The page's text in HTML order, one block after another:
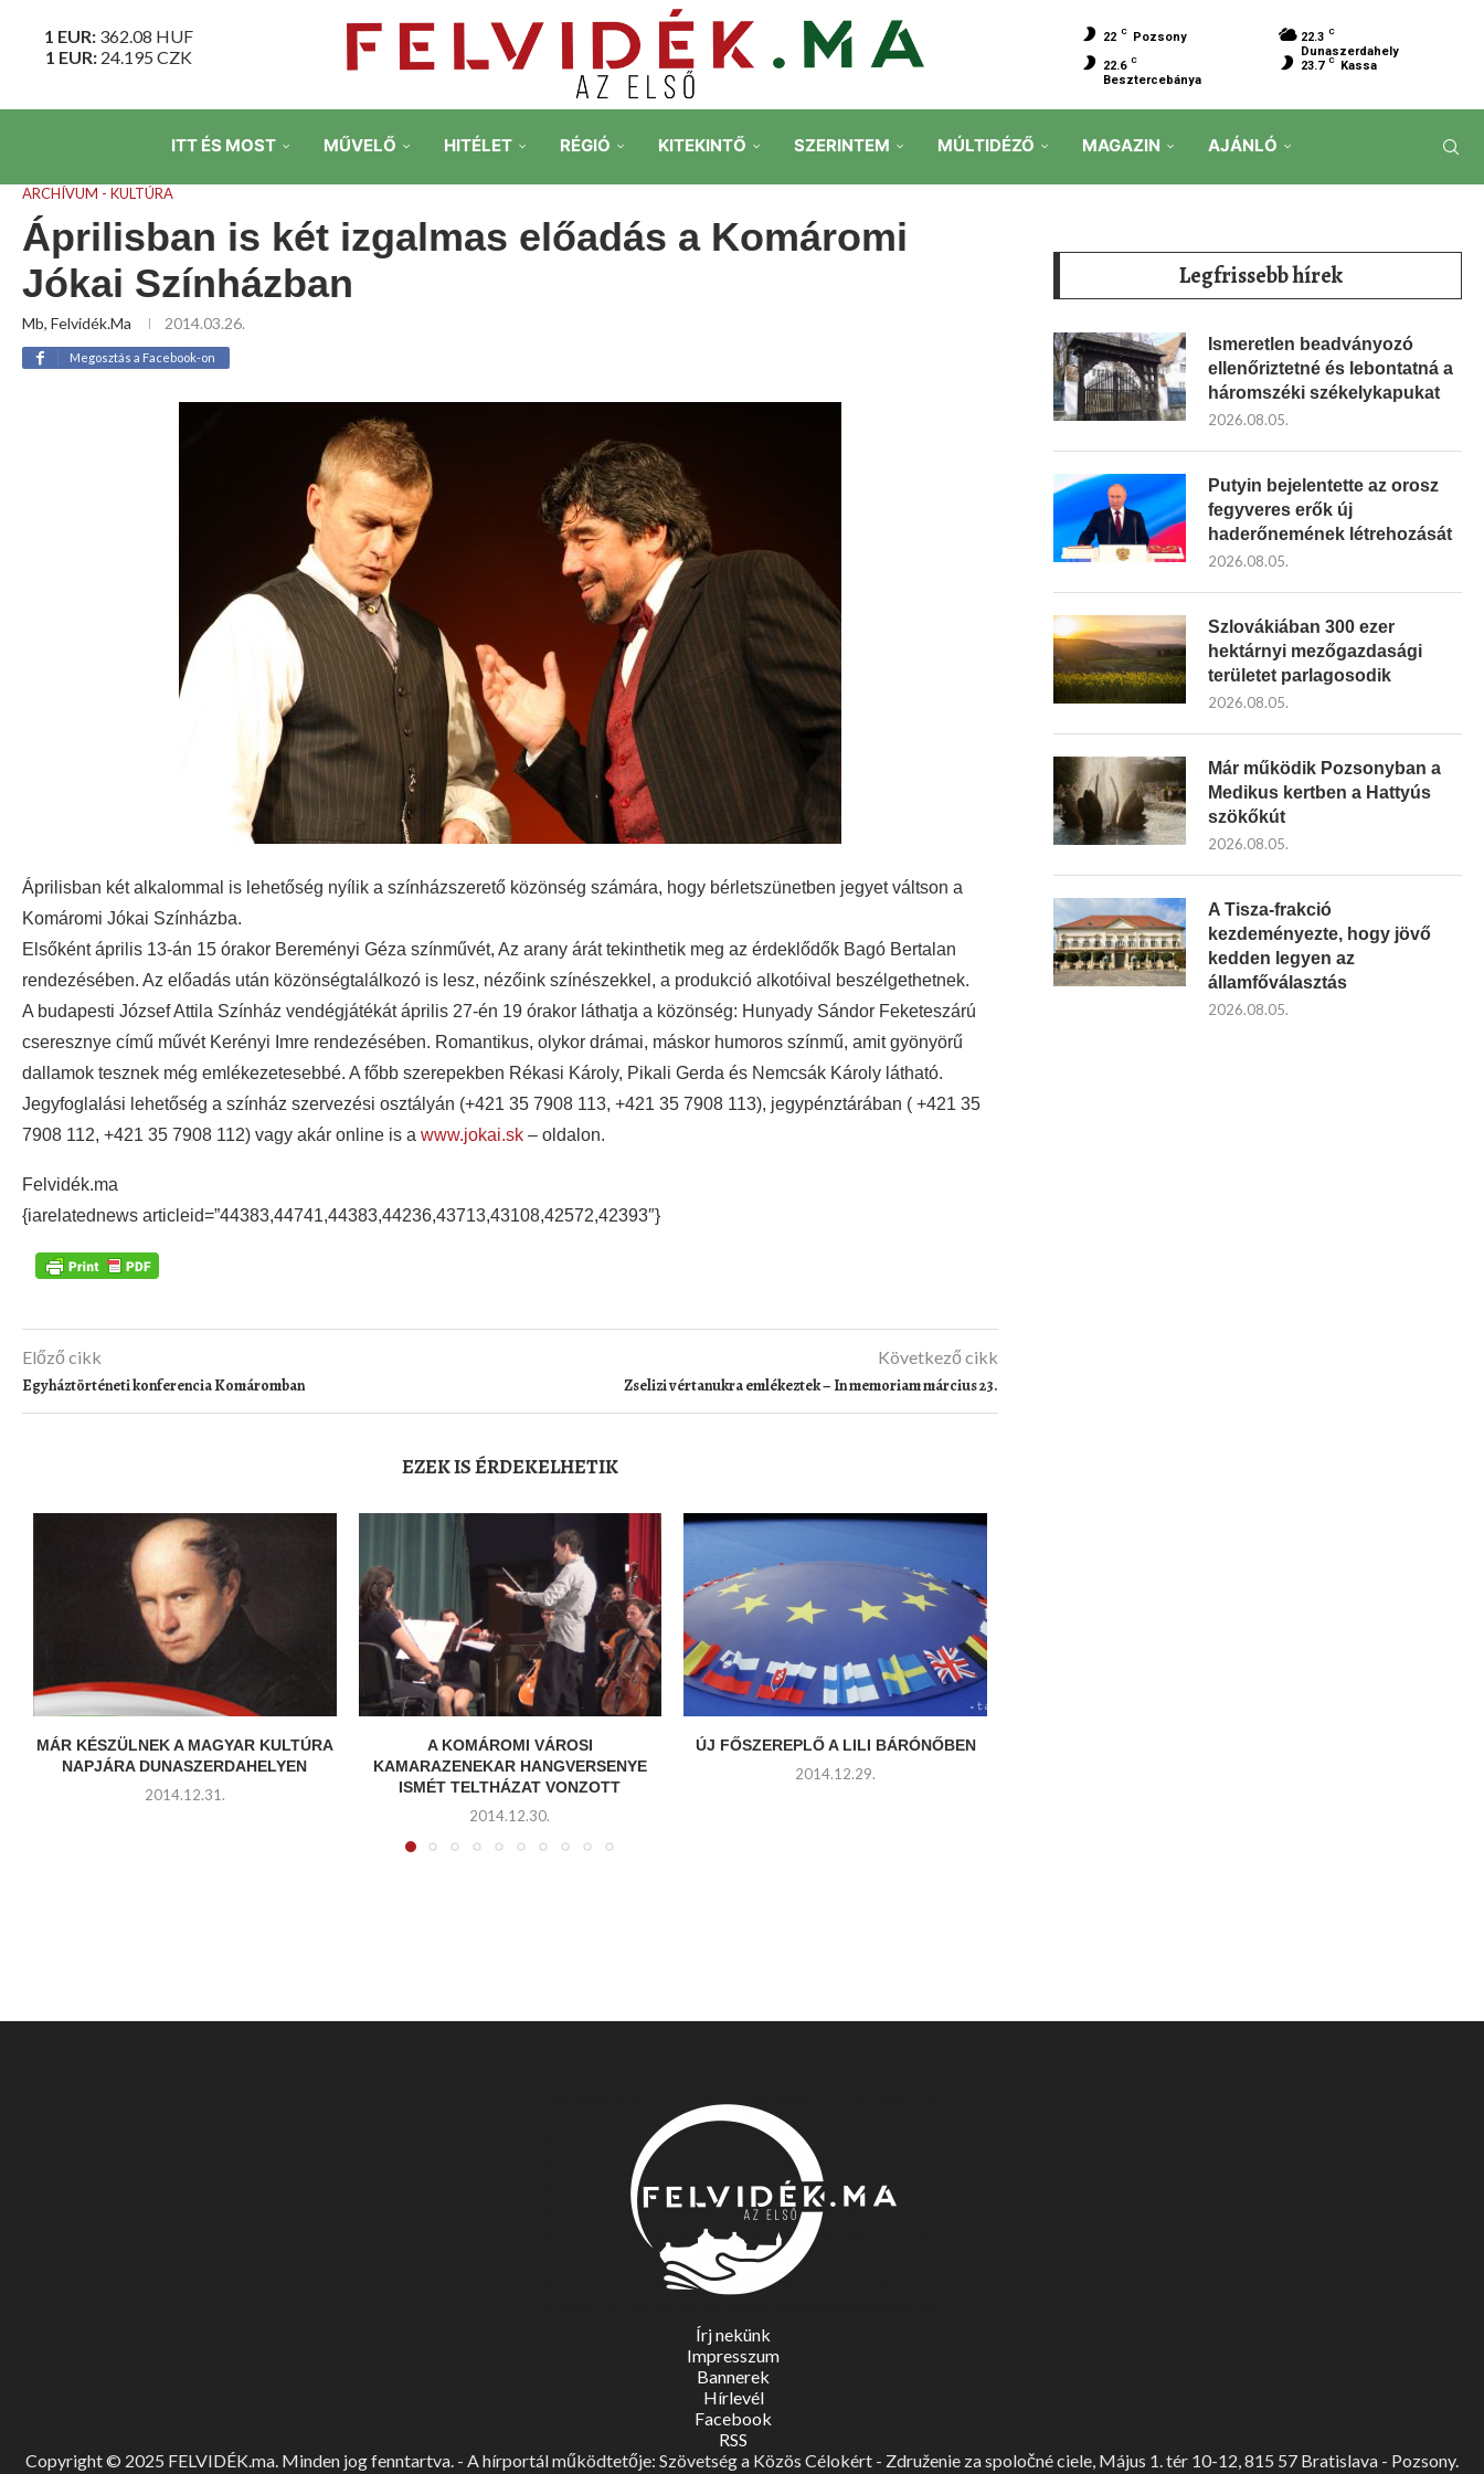
1 EUR: 362.08 HUF
1 EUR: 24.195 CZK
22 C Pozsony 22.3 C
Dunaszerdahely
22.6 C
Besztercebánya
23.7 C Kassa
ITT ÉS MOST MŰVELŐ HITÉLET RÉGIÓ KITEKINTŐ SZERINTEM MÚLTIDÉZŐ MAGAZIN AJÁNLÓ
ARCHÍVUM - KULTÚRA
Áprilisban is két izgalmas előadás a Komáromi
Jókai Színházban
Mb, Felvidék.ma 2014.03.26.
Megosztás a Facebook-on
Áprilisban két alkalommal is lehetőség nyílik a színházszerető közönség számára, hogy bérletszünetben jegyet váltson a
Komáromi Jókai Színházba.
Elsőként április 13-án 15 órakor Bereményi Géza színművét, Az arany árát tekinthetik meg az érdeklődők Bagó Bertalan
rendezésében. Az előadás után közönségtalálkozó is lesz, nézőink színészekkel, a produkció alkotóival beszélgethetnek.
A budapesti József Attila Színház vendégjátékát április 27-én 19 órakor láthatja a közönség: Hunyady Sándor Feketeszárú
cseresznye című művét Kerényi Imre rendezésében. Romantikus, olykor drámai, máskor humoros színmű, amit gyönyörű
dallamok tesznek még emlékezetesebbé. A főbb szerepekben Rékasi Károly, Pikali Gerda és Nemcsák Károly látható.
Jegyfoglalási lehetőség a színház szervezési osztályán (+421 35 7908 113, +421 35 7908 113), jegypénztárában ( +421 35
7908 112, +421 35 7908 112) vagy akár online is a www.jokai.sk – oldalon.
Felvidék.ma
{iarelatednews articleid=”44383,44741,44383,44236,43713,43108,42572,42393″}
Előző cikk
Egyháztörténeti konferencia Komáromban
Következő cikk
Zselizi vértanukra emlékeztek – In memoriam március 23.
EZEK IS ÉRDEKELHETIK
MÁR KÉSZÜLNEK A MAGYAR KULTÚRA
NAPJÁRA DUNASZERDAHELYEN
2014.12.31.
A KOMÁROMI VÁROSI
KAMARAZENEKAR HANGVERSENYE
ISMÉT TELTHÁZAT VONZOTT
2014.12.30.
ÚJ FŐSZEREPLŐ A LILI BÁRÓNŐBEN
2014.12.29.
Legfrissebb hírek
Ismeretlen beadványozó
ellenőriztetné és lebontatná a
háromszéki székelykapukat
2026.08.05.
Putyin bejelentette az orosz
fegyveres erők új
haderőnemének létrehozását
2026.08.05.
Szlovákiában 300 ezer
hektárnyi mezőgazdasági
területet parlagosodik
2026.08.05.
Már működik Pozsonyban a
Medikus kertben a Hattyús
szökőkút
2026.08.05.
A Tisza-frakció
kezdeményezte, hogy jövő
kedden legyen az
államfőválasztás
2026.08.05.
Írj nekünk
Impresszum
Bannerek
Hírlevél
Facebook
RSS
Copyright © 2025 FELVIDÉK.ma. Minden jog fenntartva. - A hírportál működtetője: Szövetség a Közös Célokért - Združenie za spoločné ciele, Május 1. tér 10-12, 815 57 Bratislava - Pozsony.